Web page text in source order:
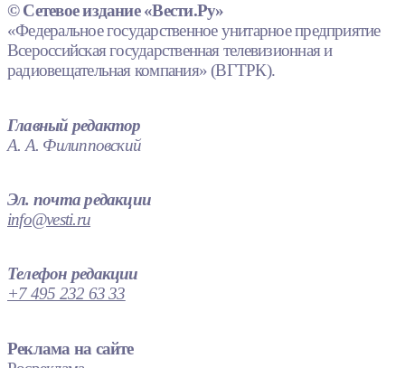
© Сетевое издание «Вести.Ру»
«Федеральное государственное унитарное предприятие
Всероссийская государственная телевизионная и
радиовещательная компания» (ВГТРК).
Главный редактор
А. А. Филипповский
Эл. почта редакции
info@vesti.ru
Телефон редакции
+7 495 232 63 33
Реклама на сайте